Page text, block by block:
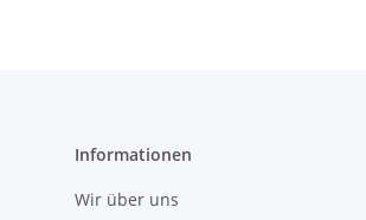
Informationen
Wir über uns